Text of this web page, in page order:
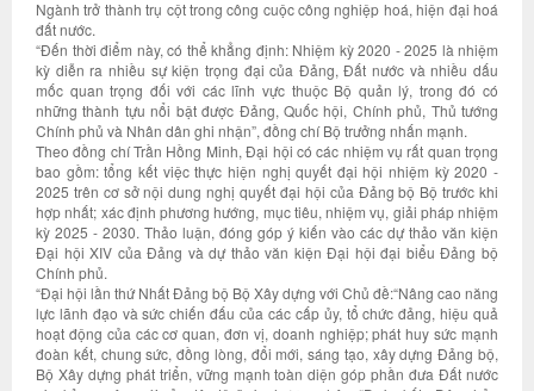
Ngành trở thành trụ cột trong công cuộc công nghiệp hoá, hiện đại hoá
đất nước.
“Đến thời điểm này, có thể khẳng định: Nhiệm kỳ 2020 - 2025 là nhiệm
kỳ diễn ra nhiều sự kiện trọng đại của Đảng, Đất nước và nhiều dấu
mốc quan trọng đối với các lĩnh vực thuộc Bộ quản lý, trong đó có
những thành tựu nổi bật được Đảng, Quốc hội, Chính phủ, Thủ tướng
Chính phủ và Nhân dân ghi nhận”, đồng chí Bộ trưởng nhấn mạnh.
Theo đồng chí Trần Hồng Minh, Đại hội có các nhiệm vụ rất quan trọng
bao gồm: tổng kết việc thực hiện nghị quyết đại hội nhiệm kỳ 2020 -
2025 trên cơ sở nội dung nghị quyết đại hội của Đảng bộ Bộ trước khi
hợp nhất; xác định phương hướng, mục tiêu, nhiệm vụ, giải pháp nhiệm
kỳ 2025 - 2030. Thảo luận, đóng góp ý kiến vào các dự thảo văn kiện
Đại hội XIV của Đảng và dự thảo văn kiện Đại hội đại biểu Đảng bộ
Chính phủ.
“Đại hội lần thứ Nhất Đảng bộ Bộ Xây dựng với Chủ đề:“Nâng cao năng
lực lãnh đạo và sức chiến đấu của các cấp ủy, tổ chức đảng, hiệu quả
hoạt động của các cơ quan, đơn vị, doanh nghiệp; phát huy sức mạnh
đoàn kết, chung sức, đồng lòng, đổi mới, sáng tạo, xây dựng Đảng bộ,
Bộ Xây dựng phát triển, vững mạnh toàn diện góp phần đưa Đất nước